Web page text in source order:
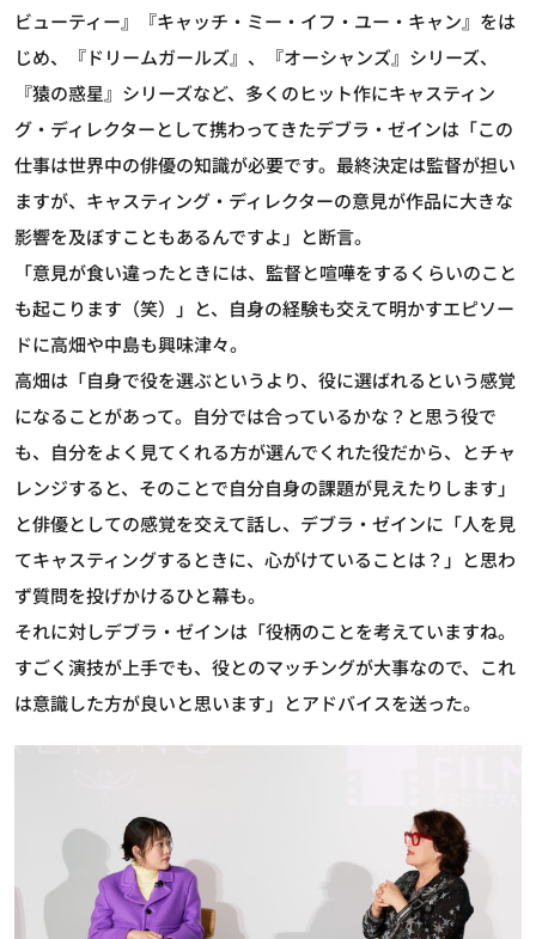
ビューティー』『キャッチ・ミー・イフ・ユー・キャン』をは
じめ、『ドリームガールズ』、『オーシャンズ』シリーズ、
『猿の惑星』シリーズなど、多くのヒット作にキャスティン
グ・ディレクターとして携わってきたデブラ・ゼインは「この
仕事は世界中の俳優の知識が必要です。最終決定は監督が担い
ますが、キャスティング・ディレクターの意見が作品に大きな
影響を及ぼすこともあるんですよ」と断言。
「意見が食い違ったときには、監督と喧嘩をするくらいのこと
も起こります（笑）」と、自身の経験も交えて明かすエピソー
ドに高畑や中島も興味津々。
高畑は「自身で役を選ぶというより、役に選ばれるという感覚
になることがあって。自分では合っているかな？と思う役で
も、自分をよく見てくれる方が選んでくれた役だから、とチャ
レンジすると、そのことで自分自身の課題が見えたりします」
と俳優としての感覚を交えて話し、デブラ・ゼインに「人を見
てキャスティングするときに、心がけていることは？」と思わ
ず質問を投げかけるひと幕も。
それに対しデブラ・ゼインは「役柄のことを考えていますね。
すごく演技が上手でも、役とのマッチングが大事なので、これ
は意識した方が良いと思います」とアドバイスを送った。